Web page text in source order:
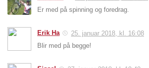
Er med på spinning og foredrag.
Erik Ha
25. januar 2018, kl. 16:08
Blir med på begge!